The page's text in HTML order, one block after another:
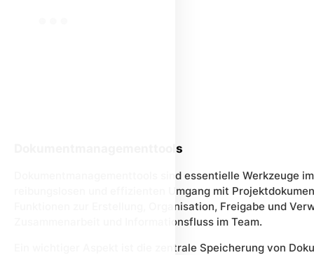
Dokumentmanagementtools
Dokumentmanagementtools sind essentielle Werkzeuge
reibungslosen und effizienten Umgang mit
Funktionen zur Erstellung, Organisation, Freigabe und
Zusammenarbeit und Informationsfluss im Team.
Ein wichtiger Aspekt ist die zentrale Speicherung von